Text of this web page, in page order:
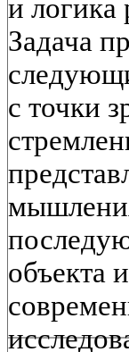
и логика
Задача
с точки
объекта